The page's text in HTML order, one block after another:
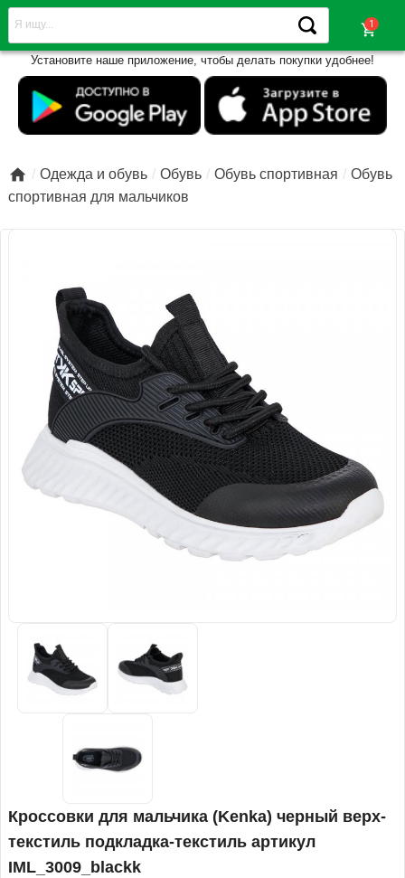
shopping_cart
Установите наше приложение, чтобы делать покупки удобнее!
 Одежда и обувь Обувь Обувь спортивная
Обувь
спортивная для мальчиков
Кроссовки для мальчика (Kenka) черный верх-
текстиль подкладка-текстиль артикул
IML_3009_blackk